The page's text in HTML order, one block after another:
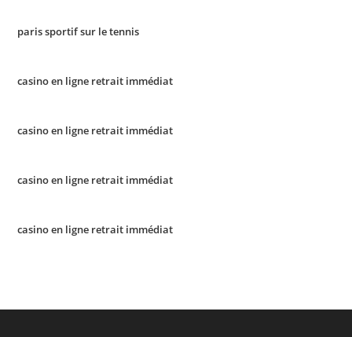
paris sportif sur le tennis
casino en ligne retrait immédiat
casino en ligne retrait immédiat
casino en ligne retrait immédiat
casino en ligne retrait immédiat